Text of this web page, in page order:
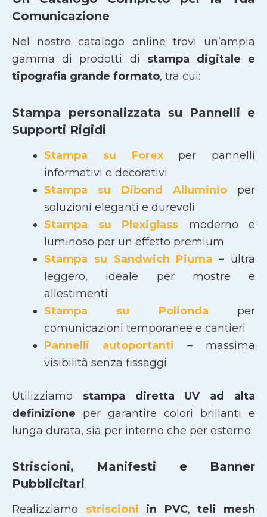
Comunicazione
Nel nostro catalogo online trovi un’ampia
gamma di prodotti di stampa digitale e
tipografia grande formato, tra cui:
Stampa personalizzata su Pannelli e
Supporti Rigidi
Stampa su Forexper pannelli
informativi e decorativi
Stampa su Dibond Alluminio per
soluzioni eleganti e durevoli
Stampa su Plexiglass moderno e
luminoso per un effetto premium
Stampa su Sandwich Piuma – ultra
leggero, ideale per mostre e
allestimenti
Stampa su Polionda per
comunicazioni temporanee e cantieri
Pannelli autoportanti – massima
visibilità senza fissaggi
Utilizziamo stampa diretta UV ad alta
definizione per garantire colori brillanti e
lunga durata, sia per interno che per esterno.
Striscioni, Manifesti e Banner
Pubblicitari
Realizziamo striscioni in PVC,teli mesh